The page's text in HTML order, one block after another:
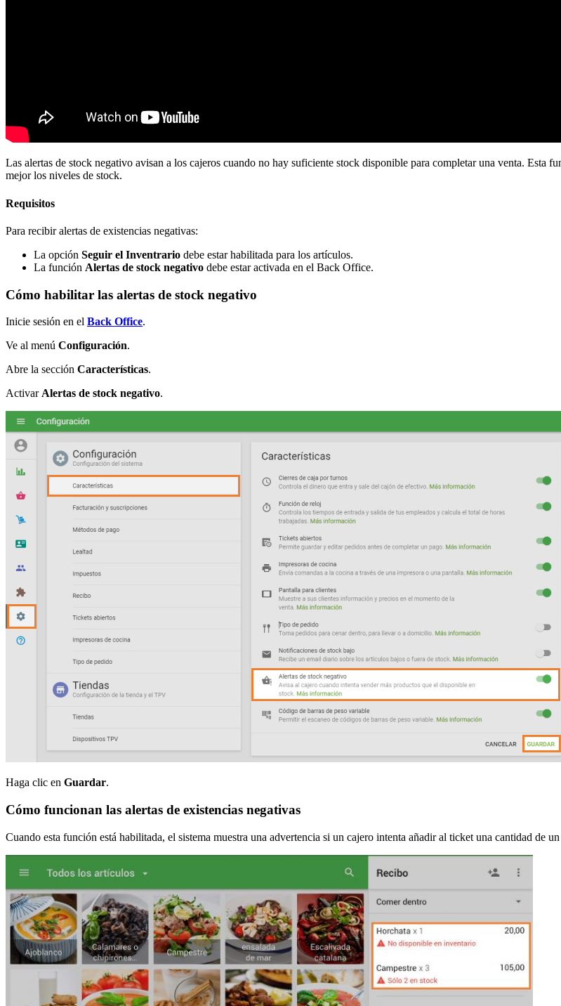
Las alertas de stock negativo avisan a los cajeros cuando no hay suficiente stock disponible para completar una venta. Esta
mejor los niveles de stock.
Requisitos
Para recibir alertas de existencias negativas:
La opción Seguir el Inventrario debe estar habilitada para los artículos.
La función Alertas de stock negativo debe estar activada en el Back Office.
Cómo habilitar las alertas de stock negativo
Inicie sesión en el Back Office.
Ve al menú Configuración.
Abre la sección Características.
Activar Alertas de stock negativo.
Haga clic en Guardar.
Cómo funcionan las alertas de existencias negativas
Cuando esta función está habilitada, el sistema muestra una advertencia si un cajero intenta añadir al ticket una cantidad de